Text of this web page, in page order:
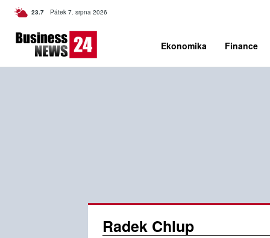
23.7 C Czech
Pátek 7. srpna 2026
Ekonomika Finance
Radek Chlup